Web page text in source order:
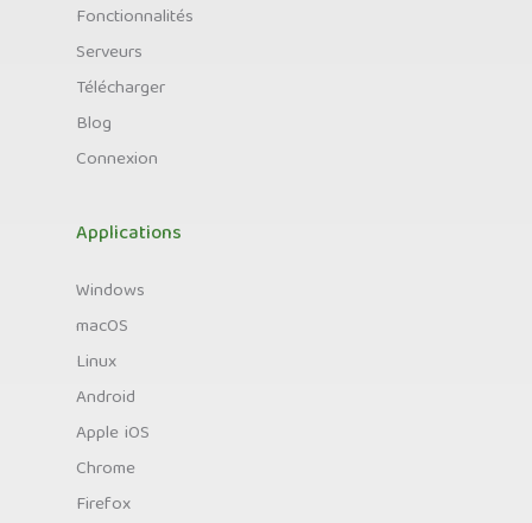
Fonctionnalités
Serveurs
Télécharger
Blog
Connexion
Applications
Windows
macOS
Linux
Android
Apple iOS
Chrome
Firefox